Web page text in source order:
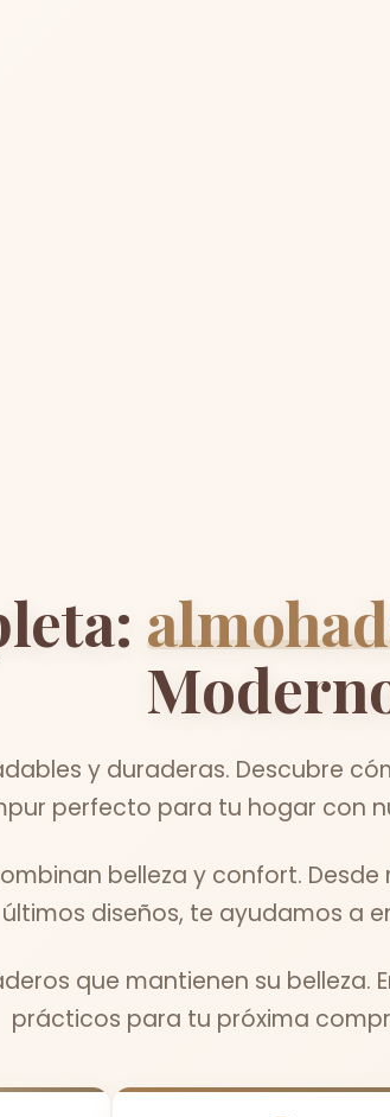
y duraderas. Descubre
perfecto para tu hogar con
belleza y confort.
últimos diseños, te ayudamos a
que mantienen su belleza.
prácticos para tu próxima